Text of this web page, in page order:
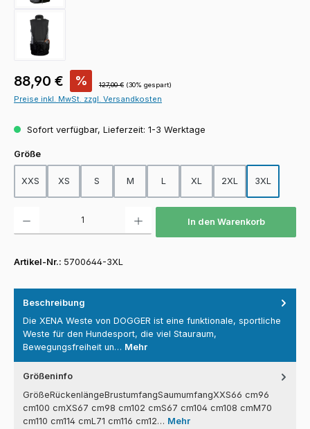
Verkaufspreis:
88,90 € % Regulärer Preis:
127,00 € (30% gespart)
Preise inkl. MwSt. zzgl. Versandkosten
Sofort verfügbar, Lieferzeit: 1-3 Werktage
Größeauswählen
XXS XS S M L XL 2XL 3XL
In den Warenkorb
Artikel-Nr.: 5700644-3XL
Beschreibung
Die XENA Weste von DOGGER ist eine funktionale, sportliche
Weste für den Hundesport, die viel Stauraum,
Bewegungsfreiheit un… Mehr
Größeninfo
GrößeRückenlängeBrustumfangSaumumfangXXS66 cm96
cm100 cmXS67 cm98 cm102 cmS67 cm104 cm108 cmM70
cm110 cm114 cmL71 cm116 cm12… Mehr